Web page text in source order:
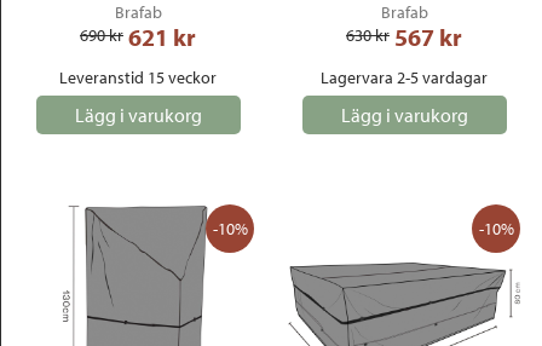
Brafab
690 kr 621 kr
Leveranstid 15 veckor
Lägg i varukorg
Brafab
630 kr 567 kr
Lagervara 2-5 vardagar
Lägg i varukorg
-10% -10%